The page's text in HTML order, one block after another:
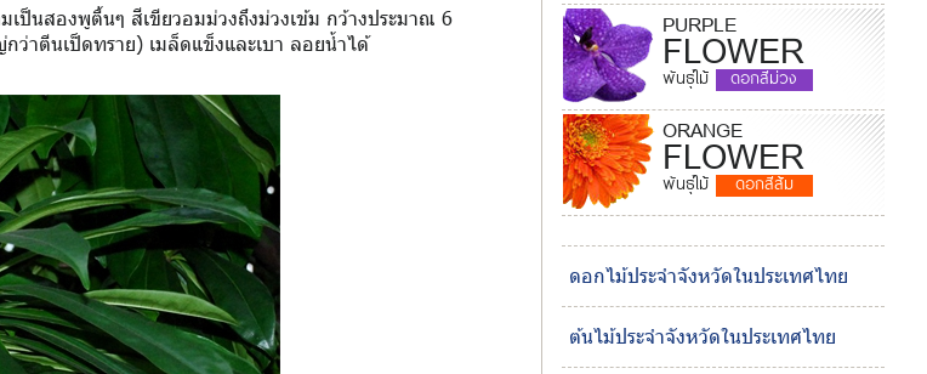
ป็นสองพูตื้นๆ สีเขียวอมม่วงถึงม่วงเข้ม กว้างประมาณ 6
ว่าตีนเป็ดทราย) เมล็ดแข็งและเบา ลอยน้ำได้
PURPLE
FLOWER
พันธุ์ไม้ ดอกสีม่วง
ORANGE
FLOWER
พันธุ์ไม้ ดอกสีส้ม
ดอกไม้ประจำจังหวัดในประเทศไทย
ต้นไม้ประจำจังหวัดในประเทศไทย